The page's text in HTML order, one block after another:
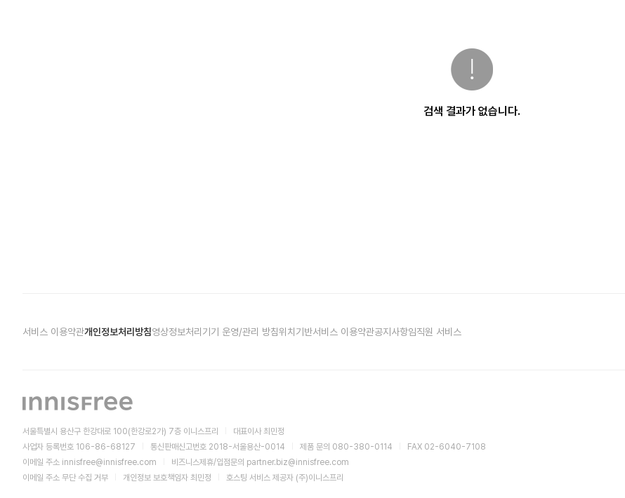
검색 결과가 없습니다.
서울특별시 용산구 한강대로 100(한강로2가) 7층 이니스프리
대표이사 최민정
사업자 등록번호 106-86-68127
통신판매신고번호 2018-서울용산-0014 제품 문의 080-380-0114
FAX 02-6040-7108
이메일 주소 innisfree@innisfree.com 비즈니스제휴/입점문의 partner.biz@innisfree.com
이메일 주소 무단 수집 거부
개인정보 보호책임자 최민정 호스팅 서비스 제공자 (주)이니스프리
서비스 이용약관개인정보처리방침영상정보처리기기 운영/관리 방침위치기반서비스 이용약관공지사항임직원 서비스